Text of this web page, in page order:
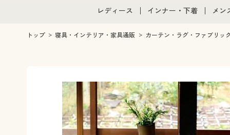
レディース
レディース通販すべて
女性下着
インナー・下着
インナー・下着通販すべ
メンズ下着
ジュニア・ティーンズ下
メン
メン
メン
トップ 寝具・インテリア・家具通販 カーテン・ラグ・ファブリッ